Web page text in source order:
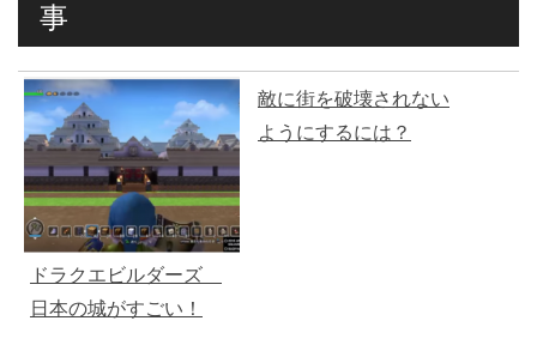
事
ドラクエビルダーズ
日本の城がすごい！
敵に街を破壊されない
ようにするには？